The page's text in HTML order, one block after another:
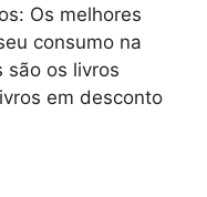
Os melhores
consumo na
são os livros
em desconto